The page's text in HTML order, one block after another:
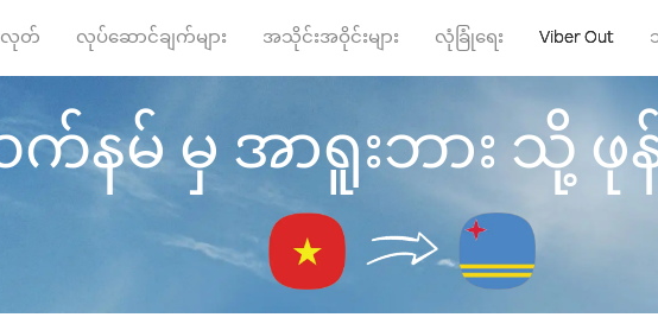
လုတ် လုပ်ဆောင်ချက်များ အသိုင်းအဝိုင်းများ လုံခြုံရေး Viber Out
နမ် မှ အာရူးဘား သို့ ဖု